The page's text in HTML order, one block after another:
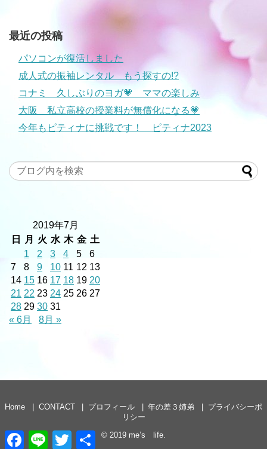
最近の投稿
パソコンが復活しました
成人式の振袖レンタル もう探すの!?
コナミ 久しぶりのヨガ💗 ママの楽しみ
大阪 私立高校の授業料が無償化になる💗
今年もピティナに挑戦です！ ピティナ2023
2019年7月
日
月 火 水 木 金 土
1
2 3 4 5
6
7
8 9 10 11 12 13
14 15 16 17 18 19 20
21 22 23 24 25 26 27
28 29 30 31
« 6月
8月 »
Home CONTACT プロフィール 年の差３姉弟
プライバシーポ
リシー
© 2019 me’s life.
F
L
T
共